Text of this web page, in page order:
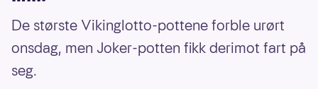
De største Vikinglotto-pottene forble urørt
onsdag, men Joker-potten fikk derimot fart på
seg.